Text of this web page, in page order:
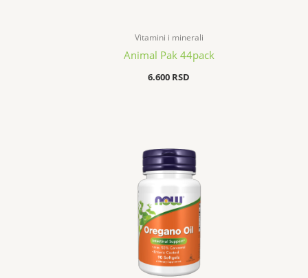
Vitamini i minerali
Animal Pak 44pack
6.600 RSD